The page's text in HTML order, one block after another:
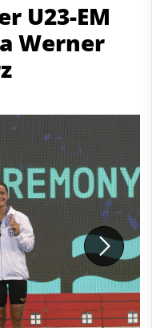
U23-EM
Werner